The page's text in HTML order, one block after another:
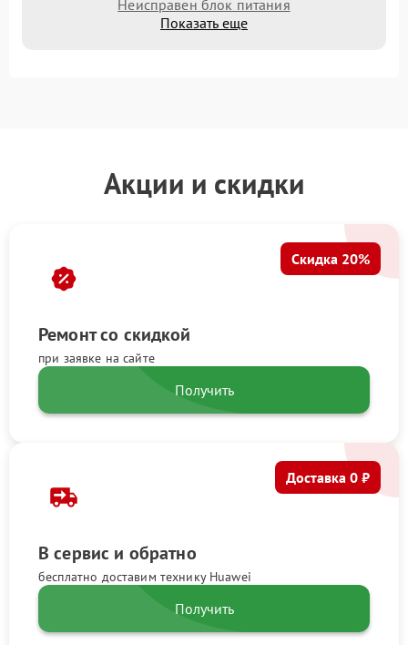
Неисправен блок питания
Показать еще
Акции и скидки
Ремонт со скидкой
при заявке на сайте
Скидка 20%
Получить
В сервис и обратно
бесплатно доставим технику Huawei
Доставка 0 ₽
Получить